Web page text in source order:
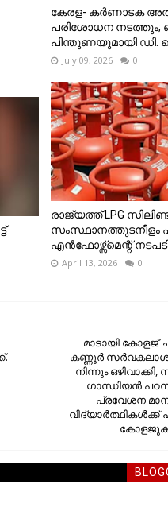
കേരള- കർണാടക
പരിശോധന
പിന്തുണയുമായി ഡി.
July 09, 2026 0
രാജ്യത്ത് LPG
സംസ്ഥാനത്തുടനീളം
എൻഫോഴ്സ്മെന്റ്
April 13, 2026 0
മാടായി കോളജ്
കണ്ണൂര്‍
നിന്നും
ഗാന്ധിയന്‍
പ്രവേശന